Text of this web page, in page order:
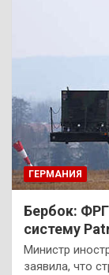
ГЕРМАНИЯ
Бербок:
систему
Министр
заявила, что